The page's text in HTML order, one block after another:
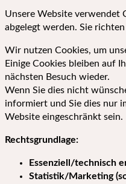
Unsere Website verwendet
abgelegt werden. Sie
Wir nutzen Cookies, um
Einige Cookies bleiben auf
nächsten Besuch wieder.
Wenn Sie dies nicht
informiert und Sie dies nur
Website eingeschränkt sein.
Rechtsgrundlage:
Essenziell/technisch
Statistik/Marketing